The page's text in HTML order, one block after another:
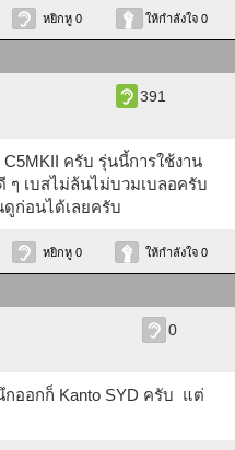
หยิกหู 0 ให้กำลังใจ 0
391
ครับ รุ่นนี้การใช้งาน
ๆ เบสไม่ล้นไม่บวมเบลอครับ
ดูก่อนได้เลยครับ
หยิกหู 0 ให้กำลังใจ 0
0
กออกก็ Kanto SYD ครับ แต่